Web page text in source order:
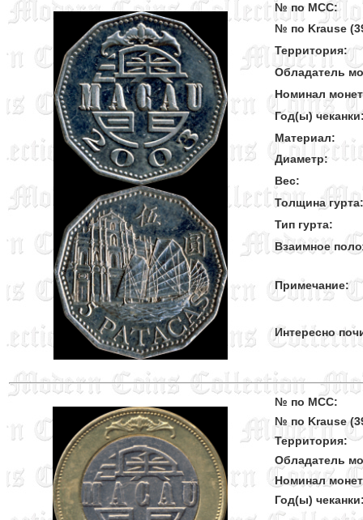
№ по MCC:
№ по Krause
Территория:
Обладатель
Номинал
Год(ы)
Материал:
Диаметр:
Вес:
Толщина гурта:
Тип гурта:
Взаимное
Примечание:
Интересно
№ по MCC:
№ по Krause
Территория:
Обладатель
Номинал
Год(ы)